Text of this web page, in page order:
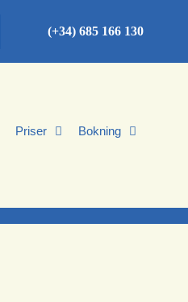
(+34) 685 166 130
Priser Bokning